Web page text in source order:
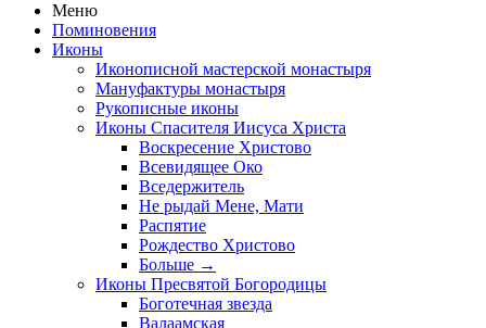
Меню
Поминовения
Иконы
Иконописной мастерской монастыря
Мануфактуры монастыря
Рукописные иконы
Иконы Спасителя Иисуса Христа
Воскресение Христово
Всевидящее Око
Вседержитель
Не рыдай Мене, Мати
Распятие
Рождество Христово
Больше →
Иконы Пресвятой Богородицы
Боготечная звезда
Валаамская